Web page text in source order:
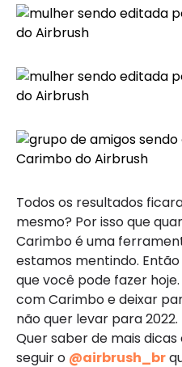
Todos os resultados
mesmo? Por isso que
Carimbo é uma
estamos mentindo.
que você pode fazer
com Carimbo e deixar
não quer levar para 2022.
Quer saber de mais
seguir o @airbrush_br